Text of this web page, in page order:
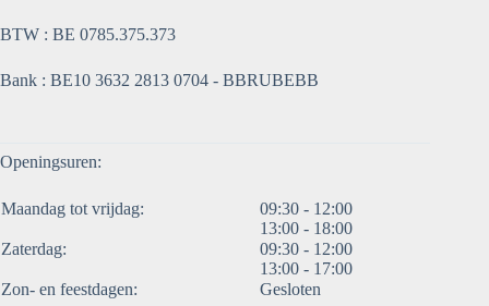
BTW : BE 0785.375.373
Bank : BE10 3632 2813 0704 - BBRUBEBB
Openingsuren:
Maandag tot vrijdag:
09:30 - 12:00
13:00 - 18:00
Zaterdag:
09:30 - 12:00
13:00 - 17:00
Zon- en feestdagen:
Gesloten